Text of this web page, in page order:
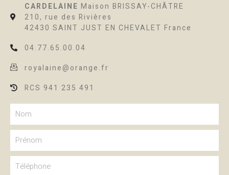
CARDELAINE Maison BRISSAY-CHÂTRE
210, rue des Rivières
42430 SAINT JUST EN CHEVALET France
04.77.65.00.04
royalaine@orange.fr
RCS 941 235 491